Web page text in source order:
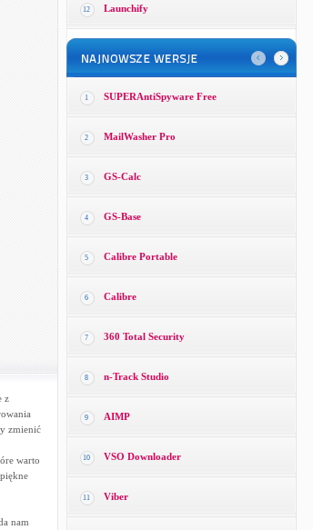
z
zmienić
warto
nam
12 Launchify
1 SUPERAntiSpyware Free
2 MailWasher Pro
3 GS-Calc
4 GS-Base
5 Calibre Portable
6 Calibre
7 360 Total Security
8 n-Track Studio
9 AIMP
10 VSO Downloader
11 Viber